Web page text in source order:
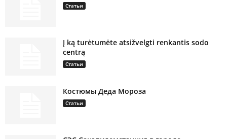
Статьи
Į ką turėtumėte atsižvelgti renkantis sodo
centrą
Статьи
Костюмы Деда Мороза
Статьи